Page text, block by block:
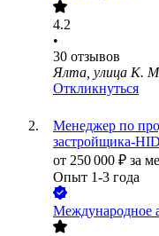
4.2
•
30 отзывов
Ялта, улица К.
Откликнуться
Менеджер по
застройщика-
от 250 000 ₽ за
Опыт 1-3 года
Международное